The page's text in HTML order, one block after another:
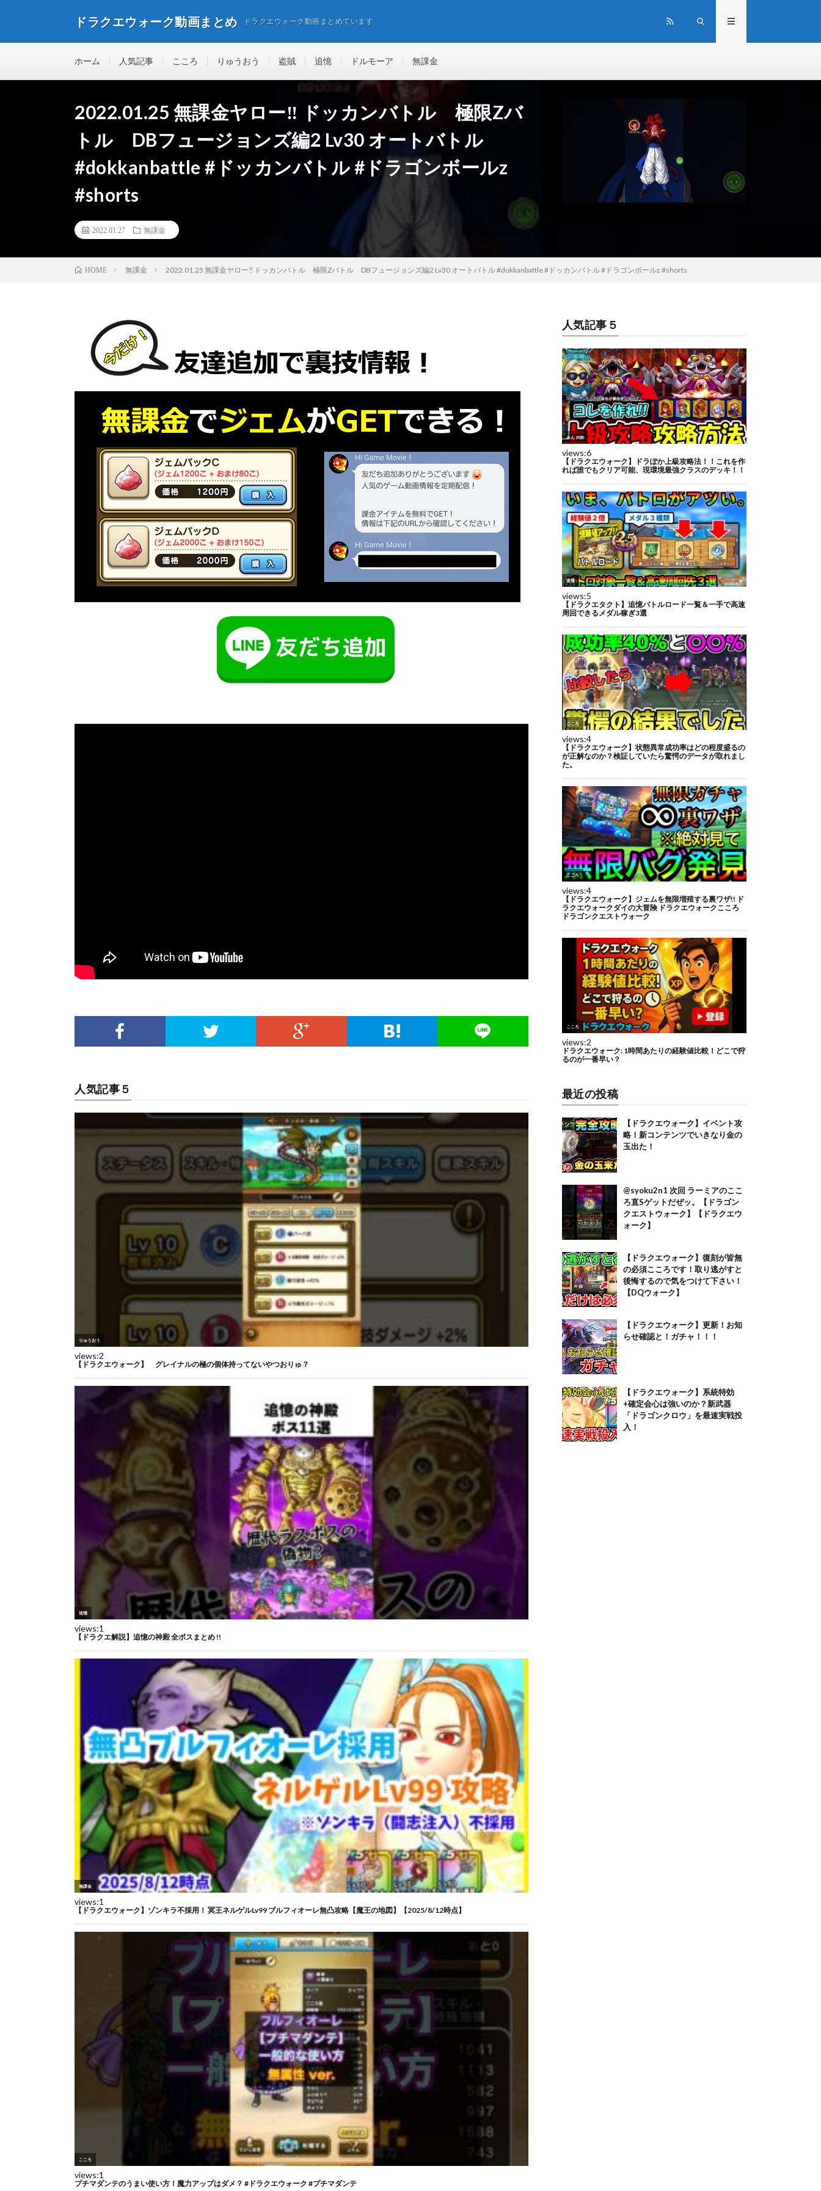
ドラクエウォーク動画まとめ ドラクエウォーク動画まとめています
ホーム 人気記事 こころ りゅうおう 盗賊 追憶 ドルモーア 無課金
2022.01.25 無課金ヤロー‼️ ドッカンバトル 極限Zバ
トル DBフュージョンズ編2 Lv30 オートバトル
#dokkanbattle #ドッカンバトル #ドラゴンボールz
#shorts
2022.01.27 無課金
HOME 無課金 2022.01.25 無課金ヤロー‼️ ドッカンバトル 極限Zバトル DBフュージョンズ編2 Lv30 オートバトル #dokkanbattle #ドッカンバトル #ドラゴンボールz #shorts
人気記事５
人気記事５
最近の投稿
【ドラクエウォーク】イベント攻
略！新コンテンツでいきなり金の
玉出た！
@syoku2n1 次回 ラーミアのここ
ろ直Sゲットだぜッ。【ドラゴン
クエストウォーク】【ドラクエウ
ォーク】
【ドラクエウォーク】復刻が皆無
の必須こころです！取り逃がすと
後悔するので気をつけて下さい！
【DQウォーク】
【ドラクエウォーク】更新！お知
らせ確認と！ガチャ！！！
【ドラクエウォーク】系統特効
+確定会心は強いのか？新武器
「ドラゴンクロウ」を最速実戦投
入！